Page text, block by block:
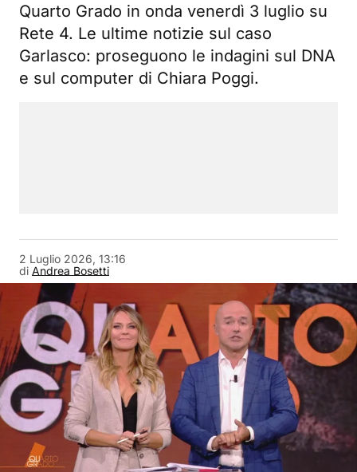
Quarto Grado in onda venerdì 3 luglio su
Rete 4. Le ultime notizie sul caso
Garlasco: proseguono le indagini sul DNA
e sul computer di Chiara Poggi.
di Andrea Bosetti
2 Luglio 2026, 13:16